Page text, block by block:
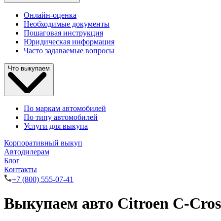
Онлайн-оценка
Необходимые документы
Пошаговая инструкция
Юридическая информация
Часто задаваемые вопросы
Что выкупаем
По маркам автомобилей
По типу автомобилей
Услуги для выкупа
Корпоративный выкуп
Автодилерам
Блог
Контакты
+7 (800) 555-07-41
Выкупаем авто Citroen C-